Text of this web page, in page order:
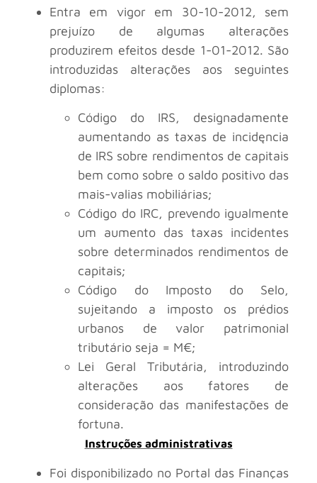
Entra em vigor em 30-10-2012, sem
prejuízo de algumas alterações
produzirem efeitos desde 1-01-2012. São
introduzidas alterações aos seguintes
diplomas:
Código do IRS, designadamente
aumentando as taxas de incidęncia
de IRS sobre rendimentos de capitais
bem como sobre o saldo positivo das
mais-valias mobiliárias;
Código do IRC, prevendo igualmente
um aumento das taxas incidentes
sobre determinados rendimentos de
capitais;
Código do Imposto do Selo,
sujeitando a imposto os prédios
urbanos de valor patrimonial
tributário seja = M€;
Lei Geral Tributária, introduzindo
alterações aos fatores de
consideração das manifestações de
fortuna.
Instruções administrativas
Foi disponibilizado no Portal das Finanças